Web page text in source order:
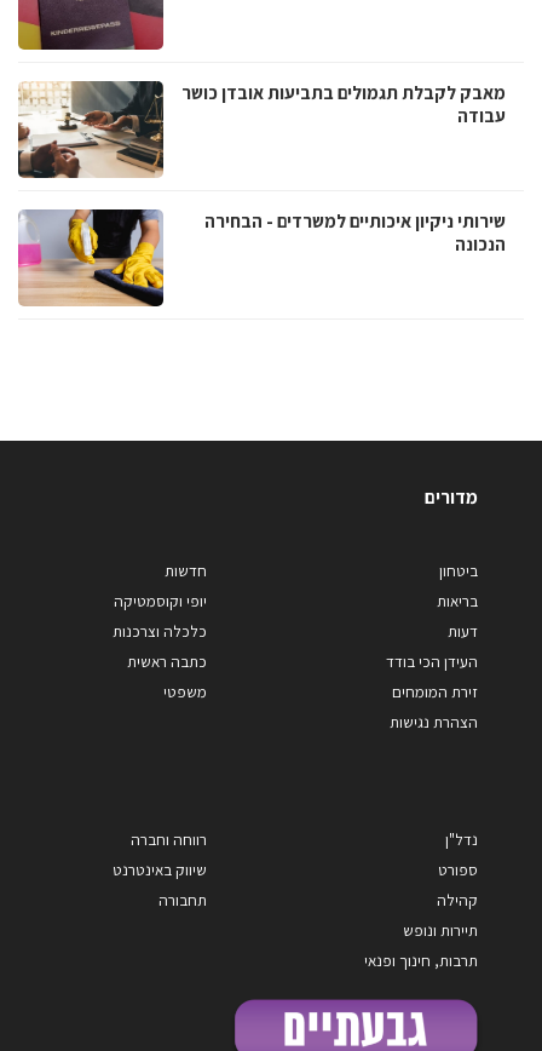
מאבק לקבלת תגמולים בתביעות אובדן כושר
עבודה
שירותי ניקיון איכותיים למשרדים - הבחירה
הנכונה
מדורים
ביטחון
בריאות
דעות
העידן הכי בודד
זירת המומחים
הצהרת נגישות
חדשות
יופי וקוסמטיקה
כלכלה וצרכנות
כתבה ראשית
משפטי
נדל"ן
ספורט
קהילה
תיירות ונופש
תרבות, חינוך ופנאי
רווחה וחברה
שיווק באינטרנט
תחבורה